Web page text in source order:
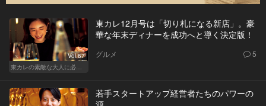
Vol.67
東カレの素敵な大人に必要なこと
東カレ12月号は「切り札になる新店」。豪
華な年末ディナーを成功へと導く決定版！
グルメ 5
若手スタートアップ経営者たちのパワーの